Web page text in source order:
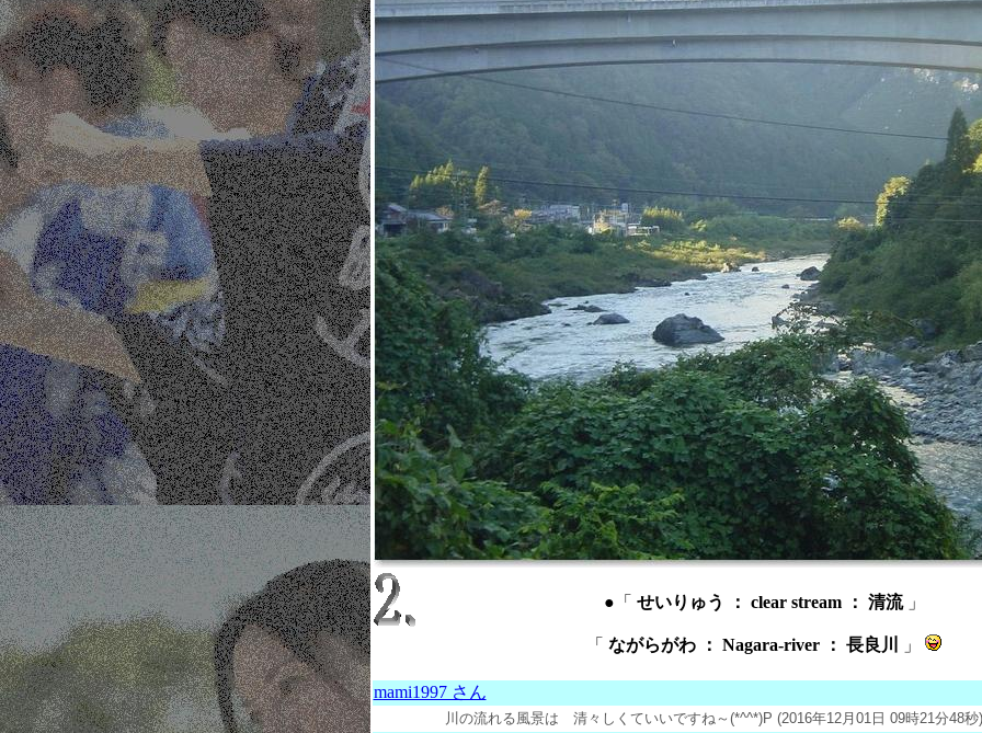
●「 せいりゅう ： clear stream ： 清流」
「 ながらがわ ： Nagara-river ： 長良川 」
mami1997 さん
川の流れる風景は 清々しくていいですね～(*^^*)P (2016年12月01日 09時21分48秒)